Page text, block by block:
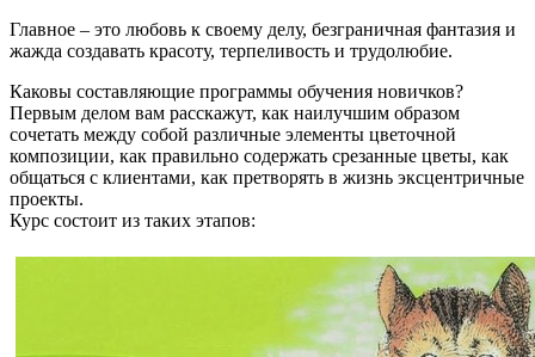
Главное – это любовь к своему делу, безграничная фантазия и
жажда создавать красоту, терпеливость и трудолюбие.
Каковы составляющие программы обучения новичков?
Первым делом вам расскажут, как наилучшим образом
сочетать между собой различные элементы цветочной
композиции, как правильно содержать срезанные цветы, как
общаться с клиентами, как претворять в жизнь эксцентричные
проекты.
Курс состоит из таких этапов: